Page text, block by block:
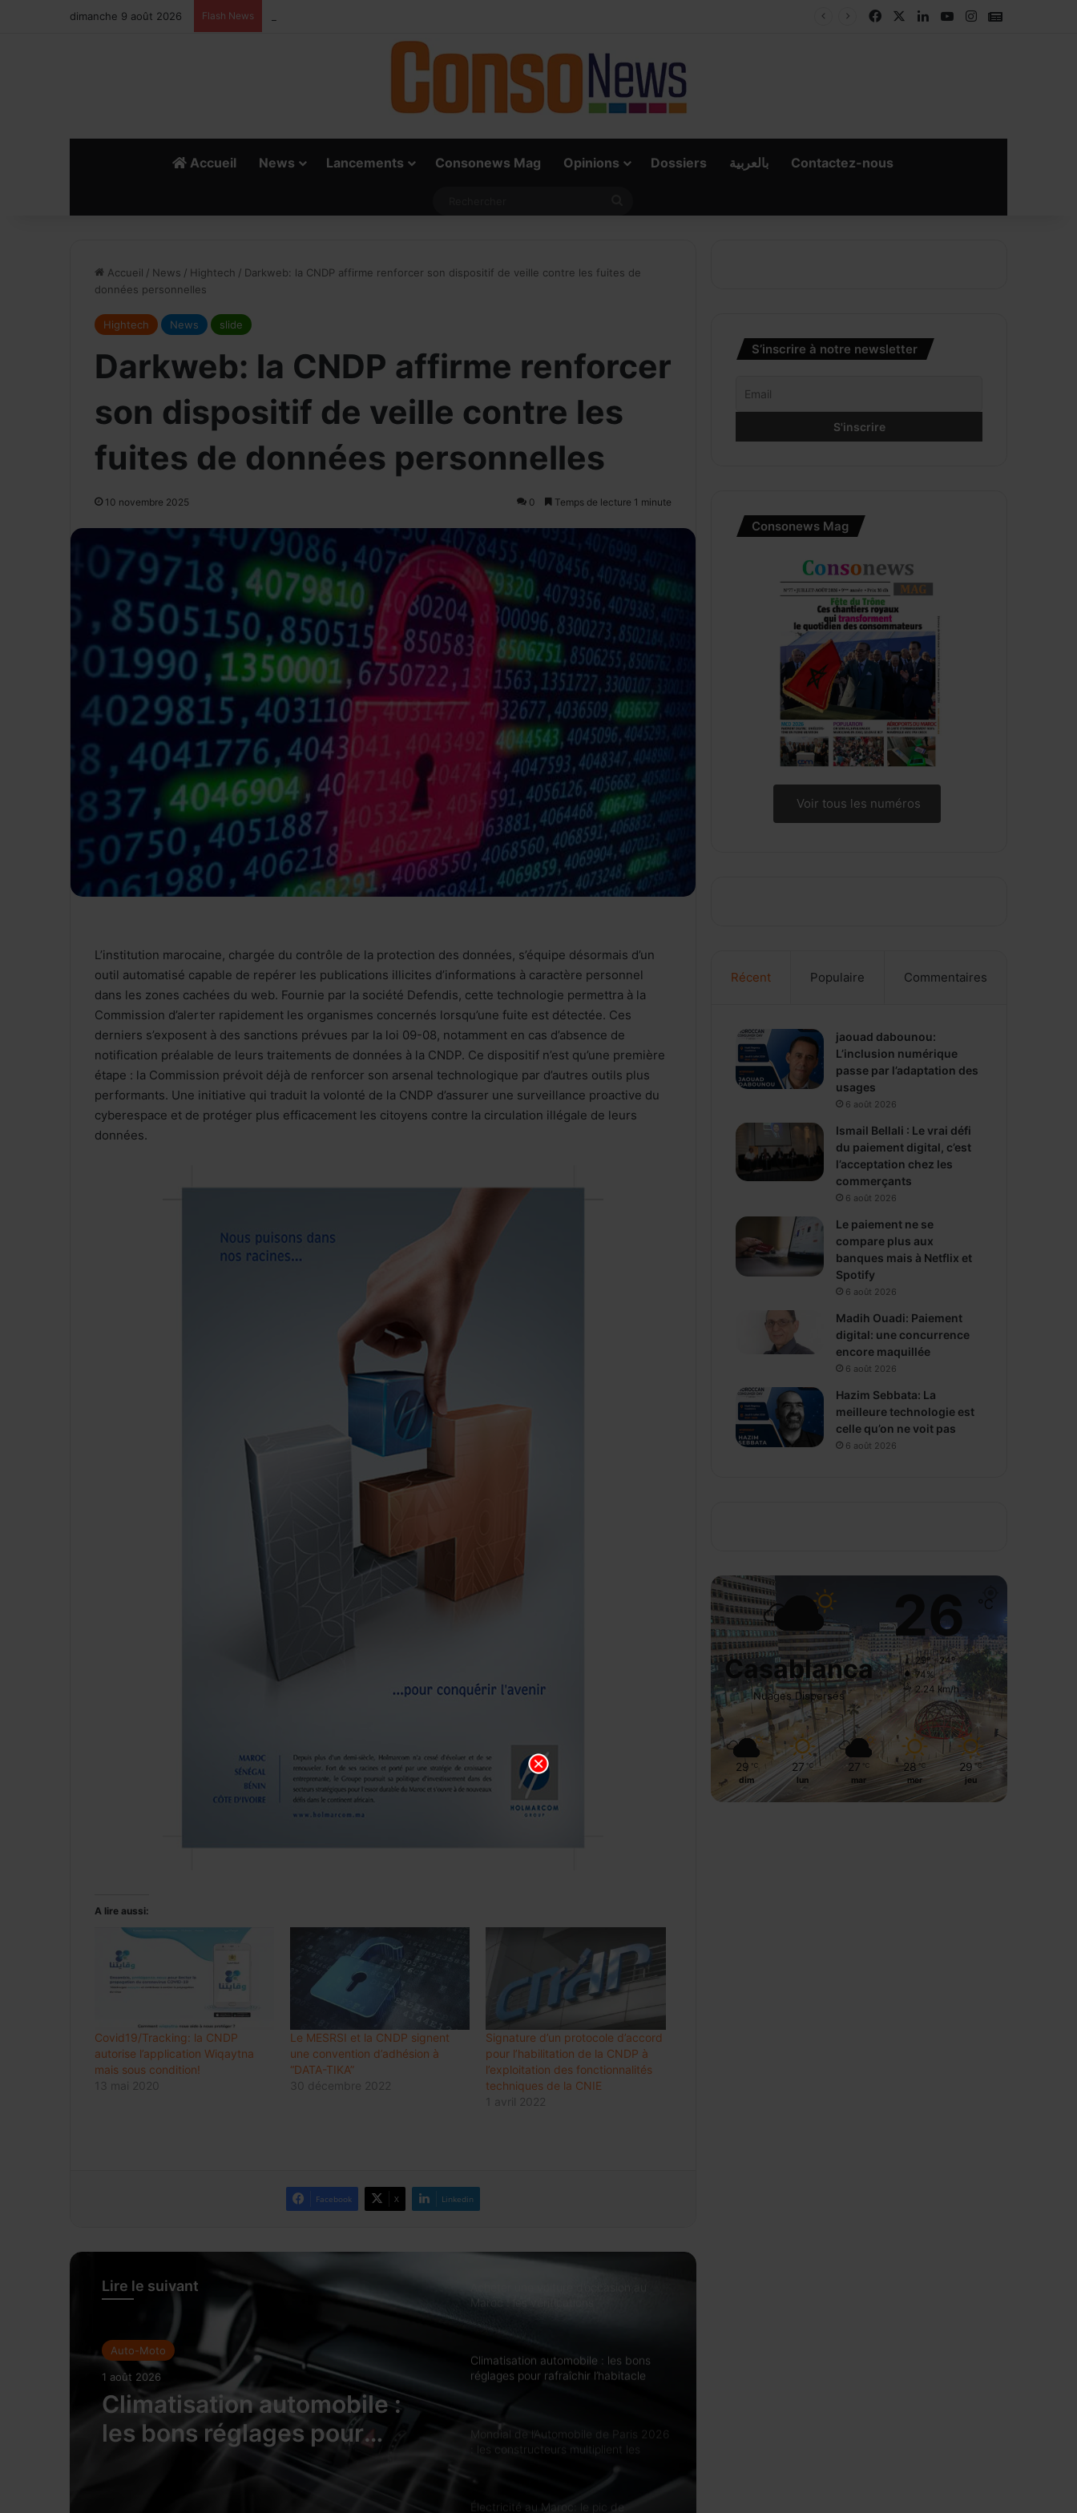
dimanche 9 août 2026 Flash News FacebookLinkedinYouTubeInstagram
Accueil News Lancements Consonews Mag Opinions Dossiers بالعربية Contactez-nous
Accueil / News / Hightech / Darkweb: la CNDP affirme renforcer son dispositif de veille contre les fuites de
données personnelles
Hightech News slide
Darkweb: la CNDP affirme renforcer
son dispositif de veille contre les
fuites de données personnelles
10 novembre 2025 0 Temps de lecture 1 minute
L’institution marocaine, chargée du contrôle de la protection des données, s’équipe désormais d’un
outil automatisé capable de repérer les publications illicites d’informations à caractère personnel
dans les zones cachées du web. Fournie par la société Defendis, cette technologie permettra à la
Commission d’alerter rapidement les organismes concernés lorsqu’une fuite est détectée. Ces
derniers s’exposent à des sanctions prévues par la loi 09-08, notamment en cas d’absence de
notification préalable de leurs traitements de données à la CNDP. Ce dispositif n’est qu’une première
étape : la Commission prévoit déjà de renforcer son arsenal technologique par d’autres outils plus
performants. Une initiative qui traduit la volonté de la CNDP d’assurer une surveillance proactive du
cyberespace et de protéger plus efficacement les citoyens contre la circulation illégale de leurs
données.
A lire aussi:
Covid19/Tracking: la CNDP
autorise l’application Wiqaytna
mais sous condition!
13 mai 2020
Le MESRSI et la CNDP signent
une convention d’adhésion à
“DATA-TIKA”
30 décembre 2022
Signature d’un protocole d’accord
pour l’habilitation de la CNDP à
l’exploitation des fonctionnalités
techniques de la CNIE
1 avril 2022
Facebook X Linkedin
Lire le suivant
Auto-Moto
1 août 2026
Climatisation automobile :
les bons réglages pour
rafraîchir l’habitacle sans
Luxe : les groupes mondiaux
attendent le rebond de la
Meknès résilie le contrat de City Bus
et prépare une gestion publique locale
du réseau
Prix des médicaments: les
Maroc : les vérifications
Climatisation automobile : les bons
réglages pour rafraîchir l’habitacle
Mondial de l’Automobile de Paris 2026
: les constructeurs multiplient les
Électricité au Maroc: le pic de
S’inscrire à notre newsletter
Consonews Mag
Voir tous les numéros
Récent Populaire Commentaires
jaouad dabounou:
L’inclusion numérique
passe par l’adaptation des
usages
6 août 2026
Ismail Bellali : Le vrai défi
du paiement digital, c’est
l’acceptation chez les
commerçants
6 août 2026
Le paiement ne se
compare plus aux
banques mais à Netflix et
Spotify
6 août 2026
Madih Ouadi: Paiement
digital: une concurrence
encore maquillée
6 août 2026
Hazim Sebbata: La
meilleure technologie est
celle qu’on ne voit pas
6 août 2026
Casablanca
Nuages Dispersés
26 ℃
29º - 24º
74%
2.24 km/h
29 ℃
dim
27 ℃
lun
27 ℃
mar
28 ℃
mer
29 ℃
jeu